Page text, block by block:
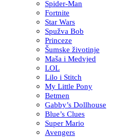
Spider-Man
Fortnite
Star Wars
Spužva Bob
Princeze
Šumske životinje
Maša i Medvjed
LOL
Lilo i Stitch
My Little Pony
Betmen
Gabby’s Dollhouse
Blue’s Clues
Super Mario
Avengers